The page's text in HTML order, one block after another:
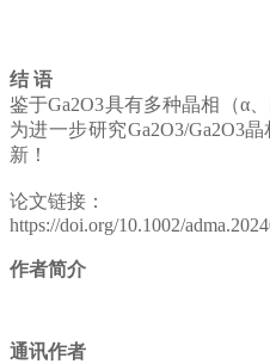
结 语
鉴于Ga2O3具有多种晶相（α
为进一步研究Ga2O3/Ga2O3晶
新！
论文链接：
https://doi.org/10.1002/
作者简介
通讯作者